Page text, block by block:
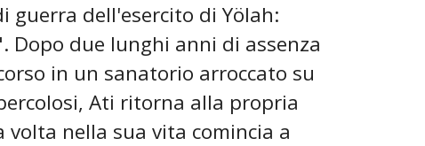
guerra dell'esercito di Yölah:
Dopo due lunghi anni di assenza
in un sanatorio arroccato su
Ati ritorna alla propria
nella sua vita comincia a